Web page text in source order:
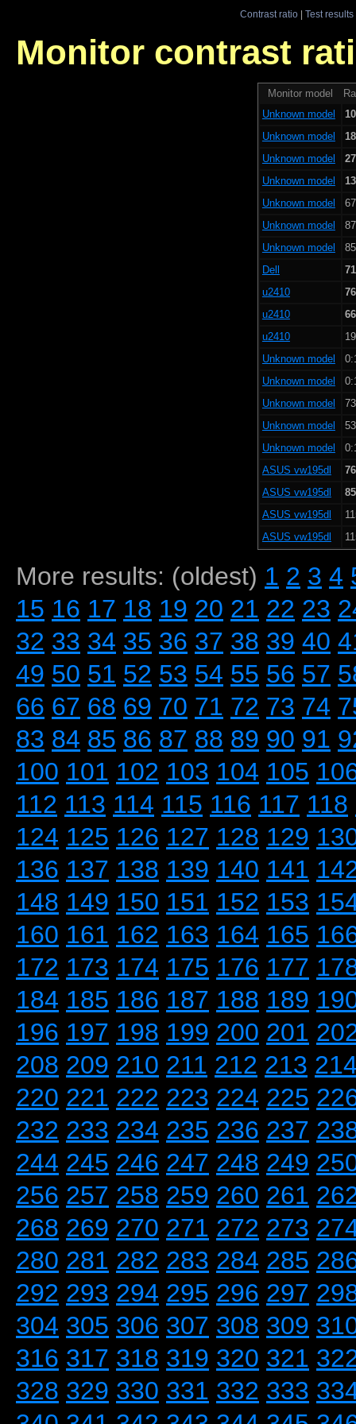
Contrast ratio| Test results
Monitor contrast
Monitor model
Unknown model
Unknown model
Unknown model
Unknown model
Unknown model
Unknown model
Unknown model
Dell
u2410
u2410
u2410
Unknown model
Unknown model
Unknown model
Unknown model
Unknown model
ASUS vw195dl
ASUS vw195dl
ASUS vw195dl
ASUS vw195dl
More results: (oldest) 1 2 3 4
15 16 17 18 19 20 21 22 23
32 33 34 35 36 37 38 39 40
49 50 51 52 53 54 55 56 57
66 67 68 69 70 71 72 73 74
83 84 85 86 87 88 89 90 91
100 101 102 103 104 105
112 113 114 115 116 117 118
124 125 126 127 128 129
136 137 138 139 140 141
148 149 150 151 152 153
160 161 162 163 164 165
172 173 174 175 176 177
184 185 186 187 188 189
196 197 198 199 200 201
208 209 210 211 212 213
220 221 222 223 224 225
232 233 234 235 236 237
244 245 246 247 248 249
256 257 258 259 260 261
268 269 270 271 272 273
280 281 282 283 284 285
292 293 294 295 296 297
304 305 306 307 308 309
316 317 318 319 320 321
328 329 330 331 332 333